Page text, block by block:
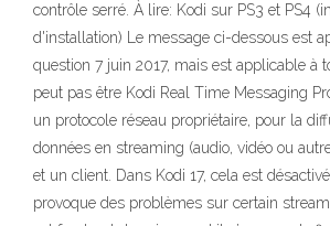
contrôle serré. À lire: Kodi sur PS3 et PS4
d'installation) Le message ci-dessous est
question 7 juin 2017, mais est applicable à
peut pas être Kodi Real Time Messaging
un protocole réseau propriétaire, pour la
données en streaming (audio, vidéo ou
et un client. Dans Kodi 17, cela est
provoque des problèmes sur certain